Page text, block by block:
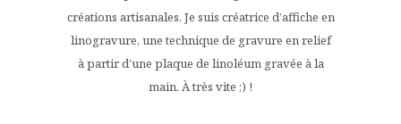
créations artisanales. Je suis créatrice d’affiche en
linogravure, une technique de gravure en relief
à partir d’une plaque de linoléum gravée à la
main. À très vite ;) !